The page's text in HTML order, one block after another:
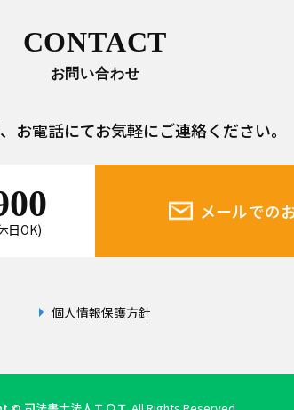
CONTACT
お問い合わせ
お電話にてお気軽にご連絡ください。
日OK)
メールでの
個人情報保護方針